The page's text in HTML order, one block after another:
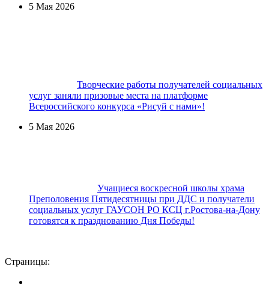
5 Мая 2026
Творческие работы получателей социальных
услуг заняли призовые места на платформе
Всероссийского конкурса «Рисуй с нами»!
5 Мая 2026
Учащиеся воскресной школы храма
Преполовения Пятидесятницы при ДДС и получатели
социальных услуг ГАУСОН РО КСЦ г.Ростова-на-Дону
готовятся к празднованию Дня Победы!
Страницы: